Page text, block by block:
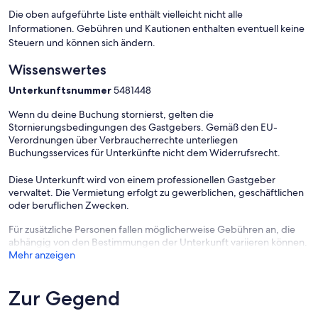
Schlafzimmer 2
Es stehen zwei vollwertige Einzelbetten zur Verfügung. Die beiden
Fenster sind mit Rolladen ausgerüstet, eines der Fenster zusätzlich
mit einem Insektenschutzgitter.
Der dritte Schlafraum im Dachgeschoss Es stehen zwei vollwertige
Einzelbetten zur Verfügung. Der Raum ist mit zwei Kippfenstern
Badezimmer
Das Badezimmer ist mit einer modernen Dusche und einem WC
ausgestattet. Zusätzlich zum Heizkörper ist eine Fußbodenheizung
vorhanden. Der Raum lässt sich über ein großes Fenster mit
Sichtschutz und Insektenschutzgitter lüften. Darüber hinaus steht
im Erdgeschoss ein separates Gäste-WC zur Verfügung.
Gäste-WC
1 Gäste-WC
Bitte beachten Sie: In den Preisen sind die Endreinigung und alle
Nebenkosten enthalten. Bettwäsche, Handtücher und der
Kurbeitrag sind nicht im Preis inbegriffen.
Die Anreise ist von 15:00 bis 20:00 und die Abreise von 01:00 bis
Die oben aufgeführte Liste enthält vielleicht nicht alle
Informationen. Gebühren und Kautionen enthalten eventuell keine
Steuern und können sich ändern.
Wissenswertes
Unterkunftsnummer5481448
Wenn du deine Buchung stornierst, gelten die
Stornierungsbedingungen des Gastgebers. Gemäß den EU-
Verordnungen über Verbraucherrechte unterliegen
Buchungsservices für Unterkünfte nicht dem Widerrufsrecht.
Diese Unterkunft wird von einem professionellen Gastgeber
verwaltet. Die Vermietung erfolgt zu gewerblichen, geschäftlichen
oder beruflichen Zwecken.
Für zusätzliche Personen fallen möglicherweise Gebühren an, die
abhängig von den Bestimmungen der Unterkunft variieren können.
Mehr anzeigen
Zur Gegend